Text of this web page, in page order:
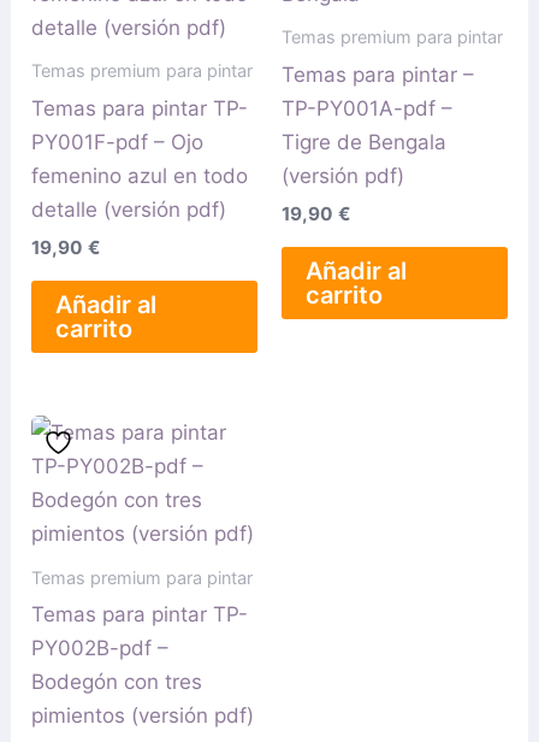
Temas premium para pintar
Temas para pintar TP-
PY001F-pdf – Ojo
femenino azul en todo
detalle (versión pdf)
19,90€
Añadir al
carrito
Temas premium para pintar
Temas para pintar –
TP-PY001A-pdf –
Tigre de Bengala
(versión pdf)
19,90 €
Añadir al
carrito
Temas premium para pintar
Temas para pintar TP-
PY002B-pdf –
Bodegón con tres
pimientos (versión pdf)